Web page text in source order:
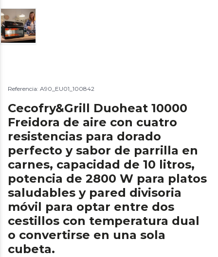
Referencia: A90_EU01_100842
Cecofry&Grill Duoheat 10000
Freidora de aire con cuatro
resistencias para dorado
perfecto y sabor de parrilla en
carnes, capacidad de 10 litros,
potencia de 2800 W para platos
saludables y pared divisoria
móvil para optar entre dos
cestillos con temperatura dual
o convertirse en una sola
cubeta.